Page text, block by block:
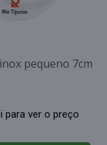
pequeno 7cm
para ver o preço